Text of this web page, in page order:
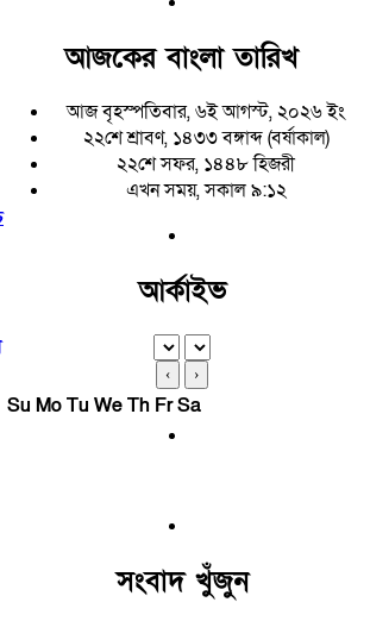
আজকের বাংলা তারিখ
আজ বৃহস্পতিবার, ৬ই আগস্ট, ২০২৬ ইং
২২শে শ্রাবণ, ১৪৩৩ বঙ্গাব্দ (বর্ষাকাল)
২২শে সফর, ১৪৪৮ হিজরী
এখন সময়, সকাল ৯:১২
আর্কাইভ
‹ ›
Su MoTu WeTh FrSa
সংবাদ খুঁজুন